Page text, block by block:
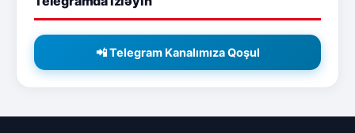
📲 Telegram Kanalımıza Qoşul